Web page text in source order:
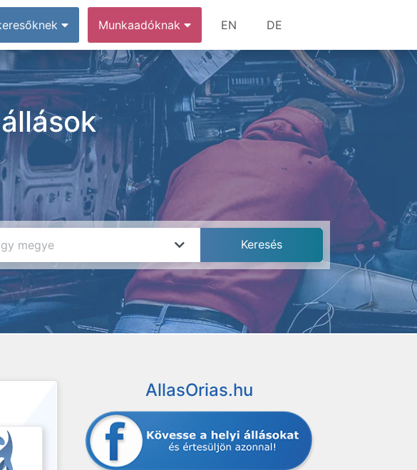
Munkaadóknak EN DE
AllasOrias.hu